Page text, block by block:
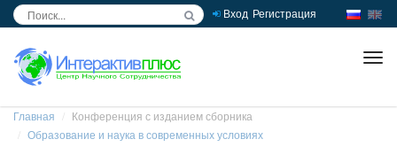
Вход Регистрация
Главная
Конференция с изданием сборника
Образование и наука в современных условиях